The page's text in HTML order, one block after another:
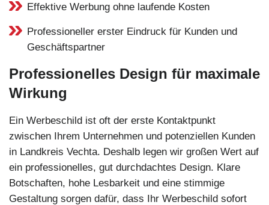
Effektive Werbung ohne laufende Kosten
Professioneller erster Eindruck für Kunden und
Geschäftspartner
Professionelles Design für maximale
Wirkung
Ein Werbeschild ist oft der erste Kontaktpunkt
zwischen Ihrem Unternehmen und potenziellen Kunden
in Landkreis Vechta. Deshalb legen wir großen Wert auf
ein professionelles, gut durchdachtes Design. Klare
Botschaften, hohe Lesbarkeit und eine stimmige
Gestaltung sorgen dafür, dass Ihr Werbeschild sofort